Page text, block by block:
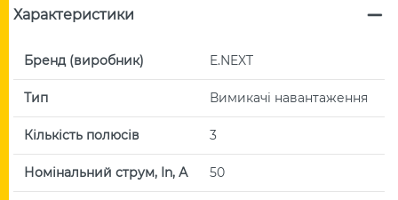
Характеристики
Бренд (виробник) E.NEXT
Тип Вимикачі навантаження
Кількість полюсів 3
Номінальний струм, In, А 50